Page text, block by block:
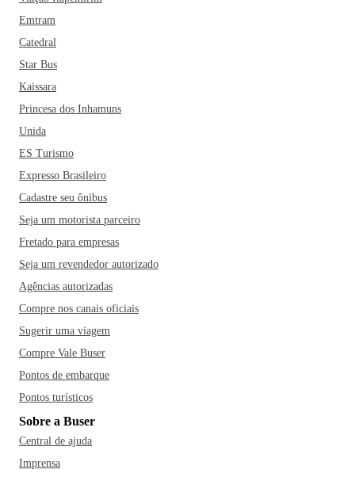
Emtram
Catedral
Star Bus
Kaissara
Princesa dos Inhamuns
Unida
ES Turismo
Expresso Brasileiro
Cadastre seu ônibus
Seja um motorista parceiro
Fretado para empresas
Seja um revendedor autorizado
Agências autorizadas
Compre nos canais oficiais
Sugerir uma viagem
Compre Vale Buser
Pontos de embarque
Pontos turísticos
Sobre a Buser
Central de ajuda
Imprensa